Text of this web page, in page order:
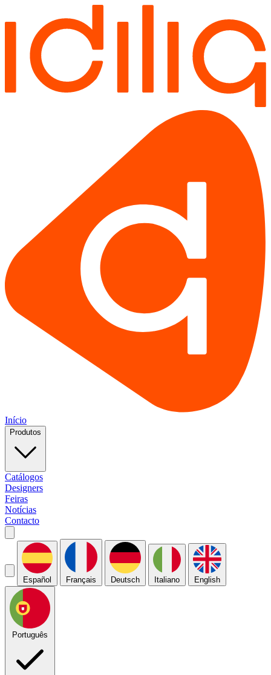
Início
Produtos
Catálogos
Designers
Feiras
Notícias
Contacto
Español Français Deutsch Italiano English
Português